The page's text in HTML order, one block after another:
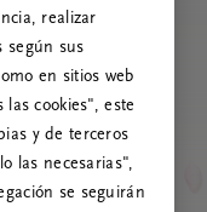
o, si el
contacto con
realizar
según sus
en sitios web
cookies", este
y de terceros
las necesarias",
se seguirán